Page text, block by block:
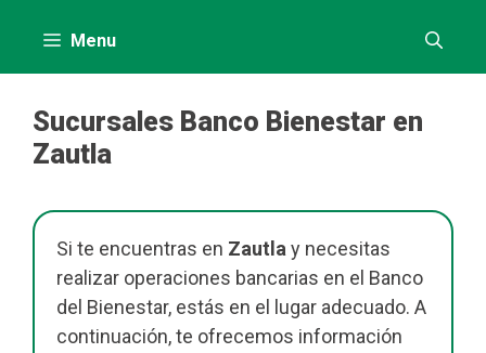
Menu
Sucursales Banco Bienestar en
Zautla
Si te encuentras en Zautlay necesitas
realizar operaciones bancarias en el Banco
del Bienestar, estás en el lugar adecuado. A
continuación, te ofrecemos información